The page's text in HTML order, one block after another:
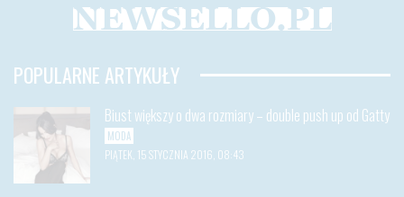
POPULARNE ARTYKUŁY
Biust większy o dwa rozmiary – double push up od Gatty
MODA
PIĄTEK, 15 STYCZNIA 2016, 08:43